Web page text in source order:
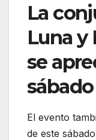
La
Luna y
se
sábado
El evento
de este